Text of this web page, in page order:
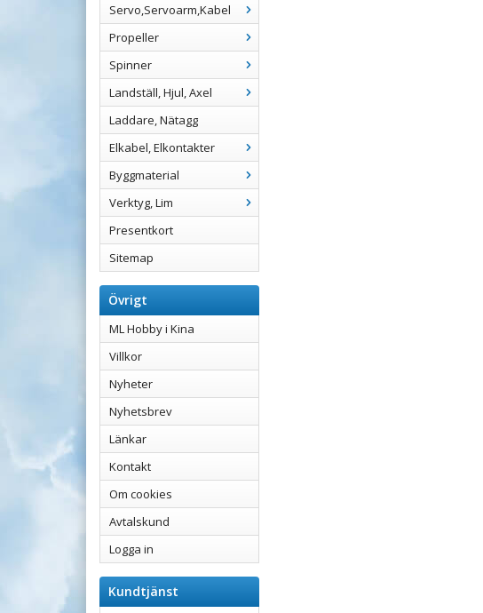
Servo,Servoarm,Kabel
Propeller
Spinner
Landställ, Hjul, Axel
Laddare, Nätagg
Elkabel, Elkontakter
Byggmaterial
Verktyg, Lim
Presentkort
Sitemap
Övrigt
ML Hobby i Kina
Villkor
Nyheter
Nyhetsbrev
Länkar
Kontakt
Om cookies
Avtalskund
Logga in
Kundtjänst